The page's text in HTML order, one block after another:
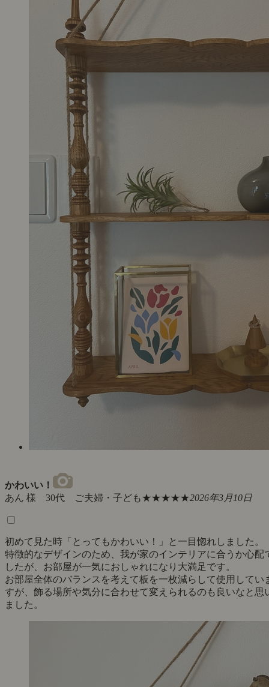
かわいい！
あん 様 30代 ご夫婦・子ども★★★★★2026年3月10日
初めて見た時「とってもかわいい！」と一目惚れしました。
特徴的なデザインのため、我が家のインテリアに合うか心配
したが、お部屋が一気におしゃれになり大満足です。
お部屋全体のバランスを考えて板を一枚減らして使用してい
すが、飾る場所や気分に合わせて変えられるのも良いなと思
ました。